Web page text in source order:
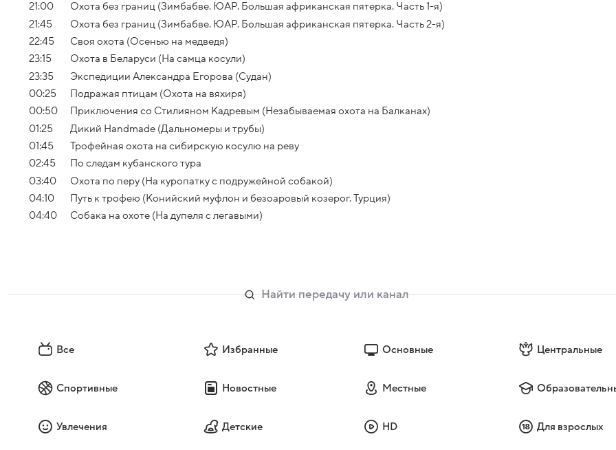
21:00
Охота без границ (Зимбабве. ЮАР. Большая африканская пятерка. Часть 1-я)
21:45
Охота без границ (Зимбабве. ЮАР. Большая африканская пятерка. Часть 2-я)
22:45
Своя охота (Осенью на медведя)
23:15
Охота в Беларуси (На самца косули)
23:35
Экспедиции Александра Егорова (Судан)
00:25
Подражая птицам (Охота на вяхиря)
00:50
Приключения со Стилияном Кадревым (Незабываемая охота на Балканах)
01:25
Дикий Handmade (Дальномеры и трубы)
01:45
Трофейная охота на сибирскую косулю на реву
02:45
По следам кубанского тура
03:40
Охота по перу (На куропатку с подружейной собакой)
04:10
Путь к трофею (Конийский муфлон и безоаровый козерог. Турция)
04:40
Собака на охоте (На дупеля с легавыми)
Все Избранные Основные Центральные
Спортивные Новостные Местные
Увлечения Детские HD Для взрослых